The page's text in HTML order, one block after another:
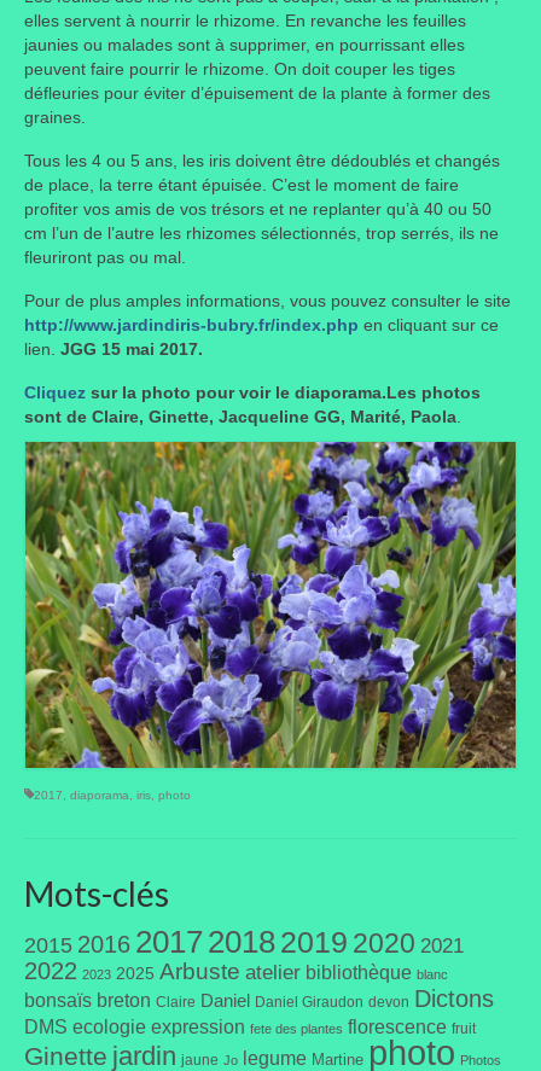
Liens préférés de JPL
Dictons
Entrées
Plats principaux
Boissons
Autres
Infos pratiques
Règlement Intérieur – Statuts et cotisation JPL
2016/17
Où trouver le local de JPL ?
Qui sommes-nous ?
Annonces
elles servent à nourrir le rhizome. En revanche les feuilles
jaunies ou malades sont à supprimer, en pourrissant elles
peuvent faire pourrir le rhizome. On doit couper les tiges
défleuries pour éviter d’épuisement de la plante à former des
graines.
Tous les 4 ou 5 ans, les iris doivent être dédoublés et changés
de place, la terre étant épuisée. C’est le moment de faire
profiter vos amis de vos trésors et ne replanter qu’à 40 ou 50
cm l’un de l’autre les rhizomes sélectionnés, trop serrés, ils ne
fleuriront pas ou mal.
Pour de plus amples informations, vous pouvez consulter le site
http://www.jardindiris-bubry.fr/index.php en cliquant sur ce
lien. JGG 15 mai 2017.
Cliquez sur la photo pour voir le diaporama.Les photos
sont de Claire, Ginette, Jacqueline GG, Marité, Paola
2017, diaporama, iris, photo
Mots-clés
2015 2016 201720182019 2020 2021
2022 2023 2025 Arbuste atelier bibliothèque blanc
bonsaïs breton Claire Daniel Daniel Giraudon devon Dictons
DMS ecologie expression fete des plantes florescence fruit
Ginette jardin jaune Jo legume Martine photo Photos